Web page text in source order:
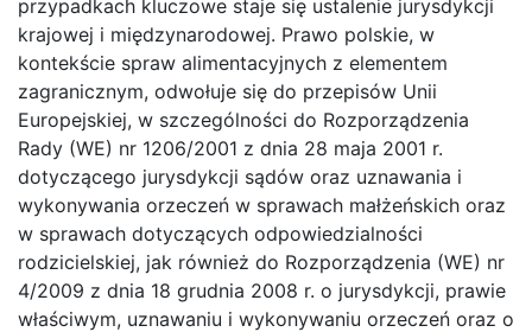
przypadkach kluczowe staje się ustalenie jurysdykcji
krajowej i międzynarodowej. Prawo polskie, w
kontekście spraw alimentacyjnych z elementem
zagranicznym, odwołuje się do przepisów Unii
Europejskiej, w szczególności do Rozporządzenia
Rady (WE) nr 1206/2001 z dnia 28 maja 2001 r.
dotyczącego jurysdykcji sądów oraz uznawania i
wykonywania orzeczeń w sprawach małżeńskich oraz
w sprawach dotyczących odpowiedzialności
rodzicielskiej, jak również do Rozporządzenia (WE) nr
4/2009 z dnia 18 grudnia 2008 r. o jurysdykcji, prawie
właściwym, uznawaniu i wykonywaniu orzeczeń oraz o